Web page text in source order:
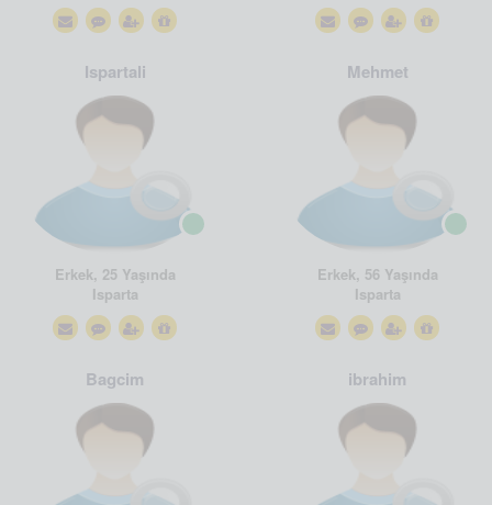
Ispartali
Erkek, 25 Yaşında
Isparta
Mehmet
Erkek, 56 Yaşında
Isparta
Bagcim ibrahim